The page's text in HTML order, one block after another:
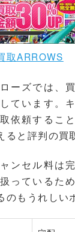
取ARROWS
ーズでは、
ています。
依頼するこ
と評判の買
ンセル料は
っているた
もうれしい